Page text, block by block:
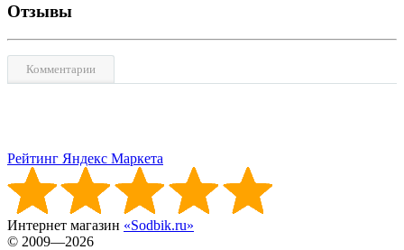
Отзывы
Комментарии
Рейтинг Яндекс Маркета
Интернет магазин «Sodbik.ru»
© 2009—2026